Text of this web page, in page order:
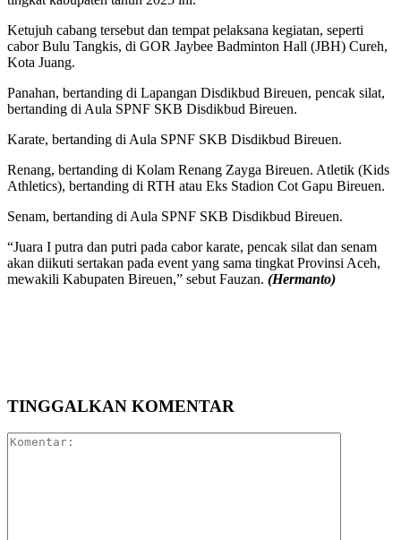
Ketujuh cabang tersebut dan tempat pelaksana kegiatan, seperti
cabor Bulu Tangkis, di GOR Jaybee Badminton Hall (JBH) Cureh,
Kota Juang.
Panahan, bertanding di Lapangan Disdikbud Bireuen, pencak silat,
bertanding di Aula SPNF SKB Disdikbud Bireuen.
Karate, bertanding di Aula SPNF SKB Disdikbud Bireuen.
Renang, bertanding di Kolam Renang Zayga Bireuen. Atletik (Kids
Athletics), bertanding di RTH atau Eks Stadion Cot Gapu Bireuen.
Senam, bertanding di Aula SPNF SKB Disdikbud Bireuen.
“Juara I putra dan putri pada cabor karate, pencak silat dan senam
akan diikuti sertakan pada event yang sama tingkat Provinsi Aceh,
mewakili Kabupaten Bireuen,” sebut Fauzan. (Hermanto)
TINGGALKAN KOMENTAR